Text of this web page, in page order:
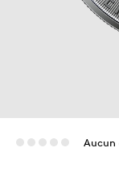
Aucun